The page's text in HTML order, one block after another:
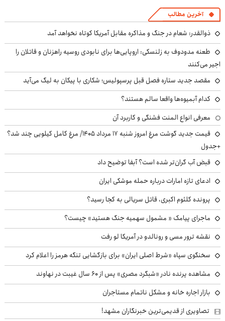
آخرین مطالب
ذوالقدر: شعام در جنگ و مذاکره مقابل آمریکا کوتاه نخواهد آمد
طعنه مدودوف به زلنسکی: اروپایی‌ها برای نابودی روسیه راهزنان و قاتلان را
اجیر می‌کنند
مقصد جدید ستاره فصل قبل پرسپولیس؛ شکاری با پیکان به لیگ می‌آید
کدام آبمیوه‌ها واقعا سالم هستند؟
معرفی انواع المنت فشنگی و کاربرد آن
قیمت جدید گوشت مرغ امروز شنبه ۱۷ مرداد ۱۴۰۵/ مرغ کامل کیلویی چند شد؟
+جدول
قبض آب گران‌تر شده است؟ آبفا توضیح داد
ادعای تازه امارات درباره حمله موشکی ایران
پرونده کلثوم اکبری، قاتل سریالی به کجا رسید؟
ماجرای پیامک « مشمول سهمیه جنگ هستید» چیست؟
نقشه ترور مسی و رونالدو در آمریکا لو رفت
سخنگوی سپاه «شرط اصلی ایران» برای بازگشایی تنگه هرمز را اعلام کرد
مشاهده پرنده نادر «شبگرد مصری» پس از ۶۰ سال غیبت در نهاوند
بازار اجاره خانه و مشکل ناتمام مستاجران
تصاویری از قدیمی‌ترین خبرنگاران مشهد!